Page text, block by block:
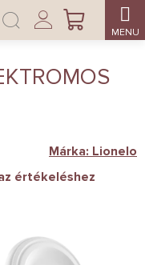
KOSÁR
Bejelentkezés
értékeléshez
Márka: Lionelo